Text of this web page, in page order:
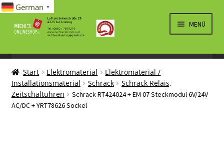
Navigation
Inhalt
MENÜ
SPIELWAREN/BAUSÄTZE
ÖFFNEN
ELEKTRO
LÜFTUNG, HEIZUNG, KLIMA
Start Elektromaterial
Elektromaterial /
Installationsmaterial
Schrack
Schrack Relais,
Zeitschaltuhren
Schrack RT424024 + EM 07 Steckmodul 6V/24V
AC/DC + YRT78626 Sockel
German ▼